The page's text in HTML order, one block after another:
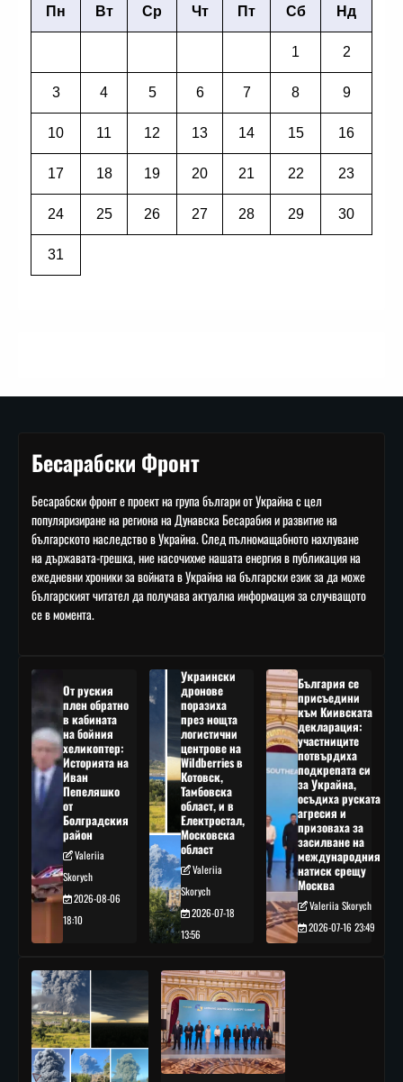
Пн Вт Ср Чт Пт Сб Нд
1 2
3 4 5 6 7 8 9
10 11 12 13 14 15 16
17 18 19 20 21 22 23
24 25 26 27 28 29 30
31
Бесарабски Фронт
Бесарабски фронт е проект на група българи от Украйна с цел
популяризиране на региона на Дунавска Бесарабия и развитие на
българското наследство в Украйна. След пълномащабното нахлуване
на държавата-грешка, ние насочихме нашата енергия в публикация на
ежедневни хроники за войната в Украйна на български език за да може
българският читател да получава актуална информация за случващото
се в момента.
От руския
плен обратно
в кабината
на бойния
хеликоптер:
Историята на
Иван
Пепеляшко
от
Болградския
район
Valeriia
Skorych
2026-08-06
18:10
Украински
дронове
поразиха
през нощта
логистични
центрове на
Wildberries в
Котовск,
Тамбовска
област, и в
Електростал,
Московска
област
Valeriia
Skorych
2026-07-18
13:56
България се
присъедини
към Киивската
декларация:
участниците
потвърдиха
подкрепата си
за Украйна,
осъдиха руската
агресия и
призоваха за
засилване на
международния
натиск срещу
Москва
Valeriia Skorych
2026-07-16 23:49